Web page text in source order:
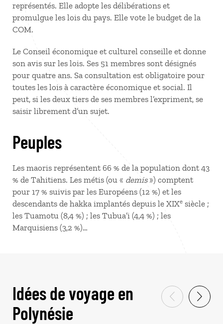
représentés. Elle adopte les délibérations et
promulgue les lois du pays. Elle vote le budget de la
COM.
Le Conseil économique et culturel conseille et donne
son avis sur les lois. Ses 51 membres sont désignés
pour quatre ans. Sa consultation est obligatoire pour
toutes les lois à caractère économique et social. Il
peut, si les deux tiers de ses membres l’expriment, se
saisir librement d’un sujet.
Peuples
Les maoris représentent 66 % de la population dont 43
% de Tahitiens. Les métis (ou « demis») comptent
pour 17 % suivis par les Européens (12 %) et les
descendants de hakka implantés depuis le XIXe siècle ;
les Tuamotu (8,4 %) ; les Tubua’i (4,4 %) ; les
Marquisiens (3,2 %)…
Idées de voyage en
Polynésie